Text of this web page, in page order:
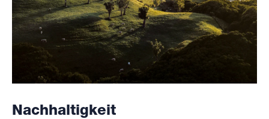
Nachhaltigkeit